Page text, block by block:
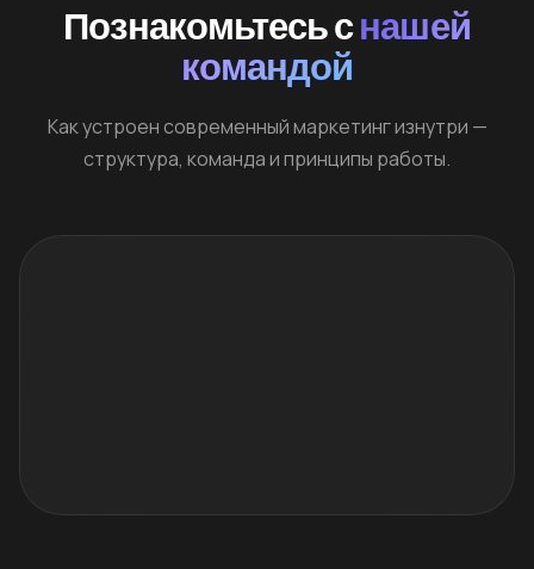
Познакомьтесь снашей
командой
Как устроен современный маркетинг изнутри —
структура, команда и принципы работы.